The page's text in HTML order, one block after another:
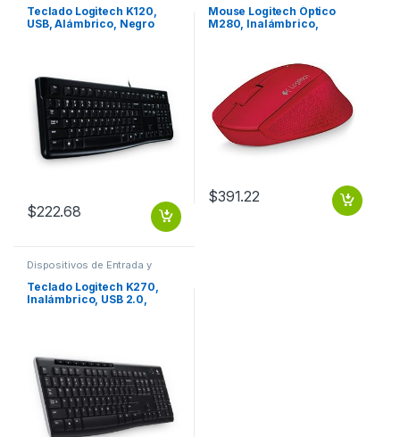
Teclado Logitech K120,
USB, Alámbrico, Negro
$222.68
Mouse Logitech Óptico
M280, Inalámbrico,
$391.22
Dispositivos de Entrada y
Salida Teclados y Keypads
Teclado Logitech K270,
Inalámbrico, USB 2.0,